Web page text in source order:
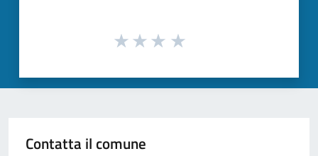
Contatta il comune